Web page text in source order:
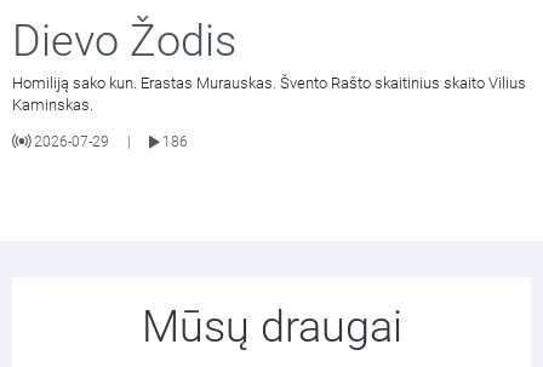
Dievo Žodis
Homiliją sako kun. Erastas Murauskas. Švento Rašto skaitinius skaito Vilius
Kaminskas.
2026-07-29 186
Mūsų draugai